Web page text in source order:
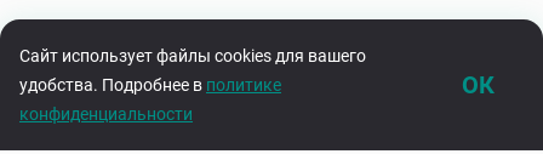
Сайт использует файлы cookies для вашего
удобства. Подробнее в политике
конфиденциальности
ОК